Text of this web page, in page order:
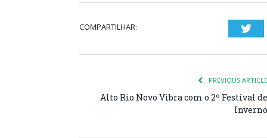
COMPARTILHAR:
PREVIOUS ARTICLE
Alto Rio Novo Vibra com o 2º Festival de
Inverno